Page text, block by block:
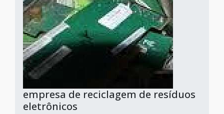
empresa de reciclagem de resíduos
eletrônicos